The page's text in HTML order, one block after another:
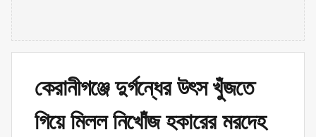
কেরানীগঞ্জে দুর্গন্ধের উৎস খুঁজতে
গিয়ে মিলল নিখোঁজ হকারের মরদেহ